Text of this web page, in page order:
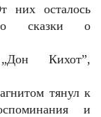
них осталось
сказки о
Кихот”,
тянул к
и